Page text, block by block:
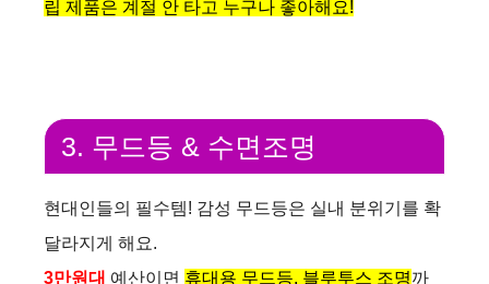
e
o
립 제품은 계절 안 타고 누구나 좋아해요!
3. 무드등 & 수면조명
현대인들의 필수템! 감성 무드등은 실내 분위기를 확
달라지게 해요.
3만원대 예산이면 휴대용 무드등, 블루투스 조명까